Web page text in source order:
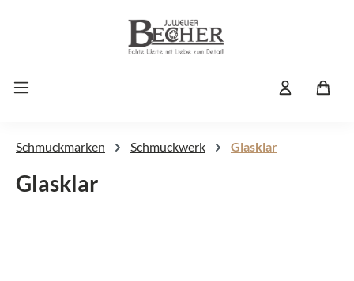
Zum Hauptinhalt springen
Schmuckmarken Schmuckwerk Glasklar
Glasklar